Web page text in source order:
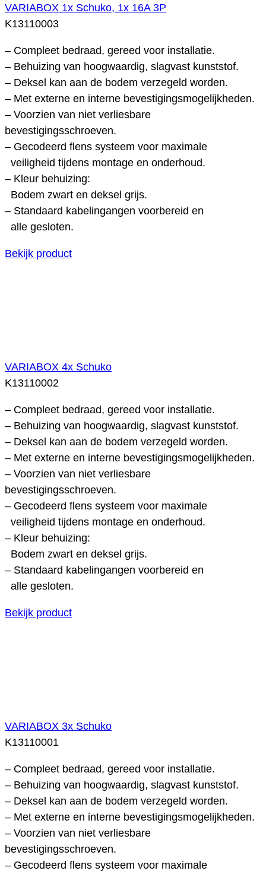
VARIABOX 1x Schuko, 1x 16A 3P
K13110003
– Compleet bedraad, gereed voor installatie.
– Behuizing van hoogwaardig, slagvast kunststof.
– Deksel kan aan de bodem verzegeld worden.
– Met externe en interne bevestigingsmogelijkheden.
– Voorzien van niet verliesbare
bevestigingsschroeven.
– Gecodeerd flens systeem voor maximale
veiligheid tijdens montage en onderhoud.
– Kleur behuizing:
Bodem zwart en deksel grijs.
– Standaard kabelingangen voorbereid en
alle gesloten.
Bekijk product
VARIABOX 4x Schuko
K13110002
– Compleet bedraad, gereed voor installatie.
– Behuizing van hoogwaardig, slagvast kunststof.
– Deksel kan aan de bodem verzegeld worden.
– Met externe en interne bevestigingsmogelijkheden.
– Voorzien van niet verliesbare
bevestigingsschroeven.
– Gecodeerd flens systeem voor maximale
veiligheid tijdens montage en onderhoud.
– Kleur behuizing:
Bodem zwart en deksel grijs.
– Standaard kabelingangen voorbereid en
alle gesloten.
Bekijk product
VARIABOX 3x Schuko
K13110001
– Compleet bedraad, gereed voor installatie.
– Behuizing van hoogwaardig, slagvast kunststof.
– Deksel kan aan de bodem verzegeld worden.
– Met externe en interne bevestigingsmogelijkheden.
– Voorzien van niet verliesbare
bevestigingsschroeven.
– Gecodeerd flens systeem voor maximale